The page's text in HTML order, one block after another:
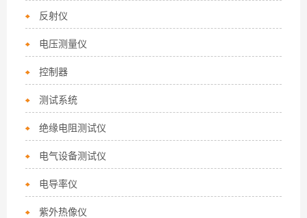
反射仪
电压测量仪
控制器
测试系统
绝缘电阻测试仪
电气设备测试仪
电导率仪
紫外热像仪